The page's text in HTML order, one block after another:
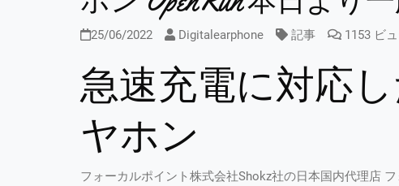
25/06/2022 Digitalearphone 記事 1153 ビ
急速充電に対応し
ヤホン
フォーカルポイント株式会社Shokz社の日本国内代理店